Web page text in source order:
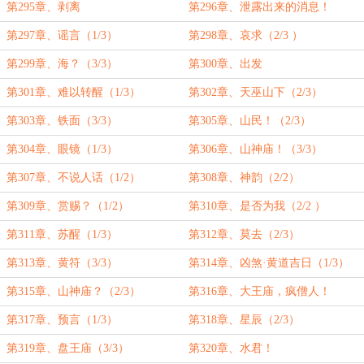
第295章、剥离 第296章、泄露出来的消息！
第297章、谣言（1/3） 第298章、哀求（2/3 ）
第299章、海？（3/3） 第300章、出发
第301章、难以转醒（1/3） 第302章、天巫山下（2/3）
第303章、铁面（3/3） 第305章、山民！（2/3）
第304章、眼镜（1/3） 第306章、山神庙！（3/3）
第307章、不说人话（1/2） 第308章、神韵（2/2）
第309章、赏赐？（1/2） 第310章、是否为我（2/2 ）
第311章、苏醒（1/3） 第312章、莫去（2/3）
第313章、黄符（3/3） 第314章、凶煞·黄道吉日（1/3）
第315章、山神庙？（2/3） 第316章、大王庙，疯僧人！
（3/3）
第317章、预言（1/3） 第318章、星辰（2/3）
第319章、盘王庙（3/3） 第320章、水君！